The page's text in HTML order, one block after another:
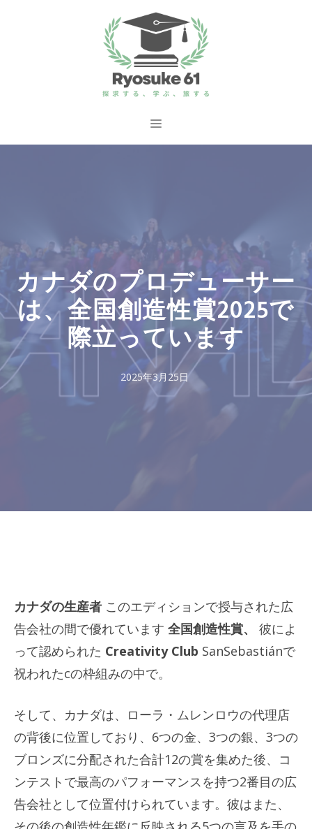
ス
メ
ー
カナダのプロデューサー
は、全国創造性賞2025で
際立っています
2025年3月25日
カナダの生産者 このエディションで授与された広
告会社の間で優れています 全国創造性賞、
彼によ
って認められた Creativity Club SanSebastiánで
祝われたcの枠組みの中で。
そして、カナダは、ローラ・ムレンロウの代理店
の背後に位置しており、6つの金、3つの銀、3つの
ブロンズに分配された合計12の賞を集めた後、コ
ンテストで最高のパフォーマンスを持つ2番目の広
告会社として位置付けられています。彼はまた、